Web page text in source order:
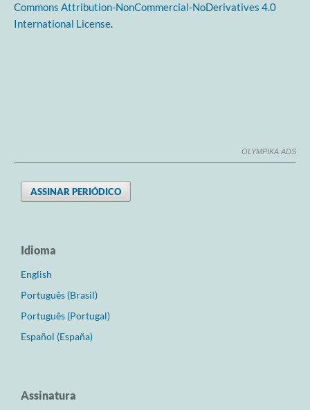
Commons Attribution-NonCommercial-NoDerivatives 4.0
International License.
OLYMPIKA ADS
ASSINAR PERIÓDICO
Idioma
English
Português (Brasil)
Português (Portugal)
Español (España)
Assinatura